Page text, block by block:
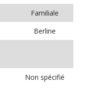
Familiale
Berline
Non spécifié